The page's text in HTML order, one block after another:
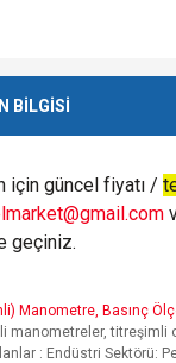
BİLGİSİ
için güncel fiyatı /
geçiniz.
Manometre, Basınç
manometreler, titreşimli
alanlar : Endüstri